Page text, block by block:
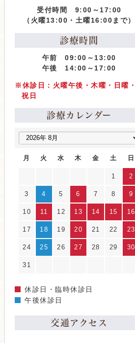
受付時間 9:00～17:00
（火曜13:00・土曜16:00まで）
診療時間
午前 09:00～13:00
午後 14:00～17:00
※休診日：火曜午後・木曜・日曜・
祝日
診療カレンダー
月 火 水 木 金 土 日
1 2
3 4 5 6 7 8 9
10 11 12 13 14 15 16
17 18 19 20 21 22 23
24 25 26 27 28 29 30
31
休診日・臨時休診日
午後休診日
交通アクセス